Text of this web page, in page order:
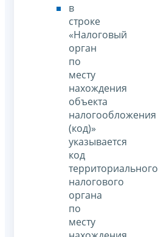
в
строке
«Налоговый
орган
по
месту
нахождения
объекта
налогообложения
(код)»
указывается
код
территориального
налогового
органа
по
месту